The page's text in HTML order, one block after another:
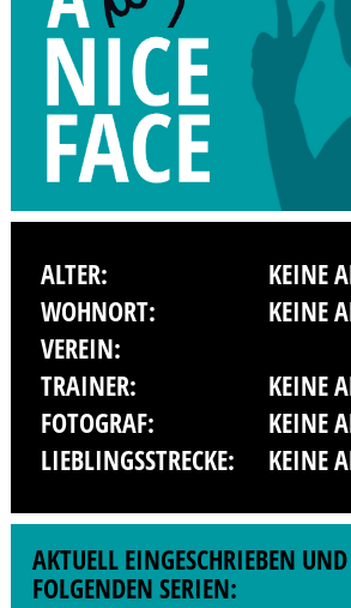
ALTER:
KEINE
WOHNORT:
KEINE
VEREIN:
TRAINER:
KEINE
FOTOGRAF:
KEINE
LIEBLINGSSTRECKE:
KEINE
AKTUELL EINGESCHRIEBEN
FOLGENDEN SERIEN: